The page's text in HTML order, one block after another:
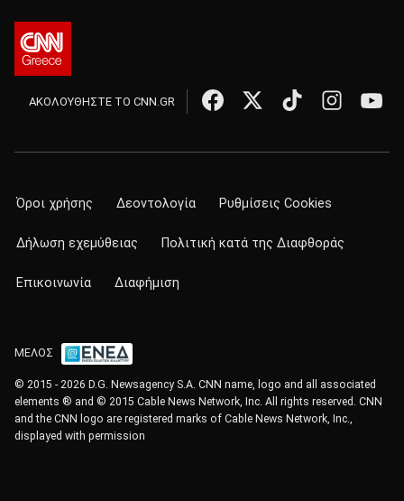
ΑΚΟΛΟΥΘΗΣΤΕ ΤΟ CNN.GR
Όροι χρήσης Δεοντολογία Ρυθμίσεις Cookies
Δήλωση εχεμύθειας Πολιτική κατά της Διαφθοράς
Επικοινωνία Διαφήμιση
ΜΕΛΟΣ
© 2015 - 2026 D.G. Newsagency S.A. CNN name, logo and all associated
elements ® and © 2015 Cable News Network, Inc. All rights reserved. CNN
and the CNN logo are registered marks of Cable News Network, Inc.,
displayed with permission